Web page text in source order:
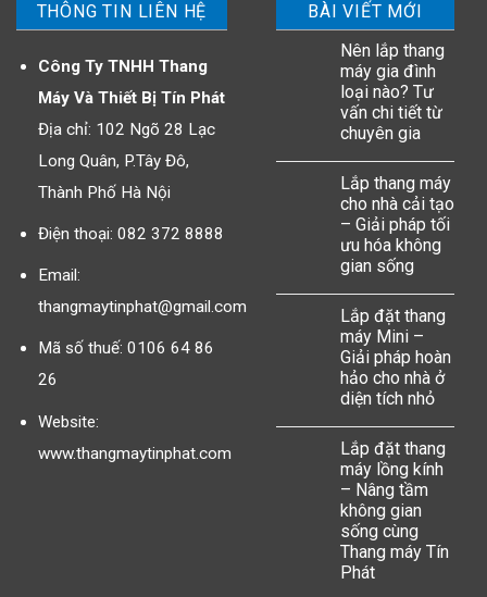
THÔNG TIN LIÊN HỆ
Công Ty TNHH Thang
Máy Và Thiết Bị Tín Phát
Địa chỉ: 102 Ngõ 28 Lạc
Long Quân, P.Tây Đô,
Thành Phố Hà Nội
Điện thoại: 082 372 8888
Email:
thangmaytinphat@gmail.com
Mã số thuế: 0106 64 86
26
Website:
www.thangmaytinphat.com
BÀI VIẾT MỚI
Nên lắp thang
máy gia đình
loại nào? Tư
vấn chi tiết từ
chuyên gia
Lắp thang máy
cho nhà cải tạo
– Giải pháp tối
ưu hóa không
gian sống
Lắp đặt thang
máy Mini –
Giải pháp hoàn
hảo cho nhà ở
diện tích nhỏ
Lắp đặt thang
máy lồng kính
– Nâng tầm
không gian
sống cùng
Thang máy Tín
Phát